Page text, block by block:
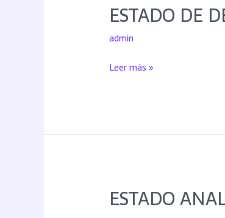
ESTADO DE
admin
Leer más »
ESTADO